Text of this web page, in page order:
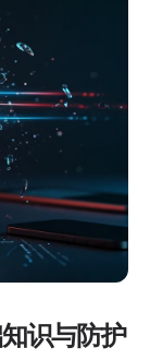
识与防护